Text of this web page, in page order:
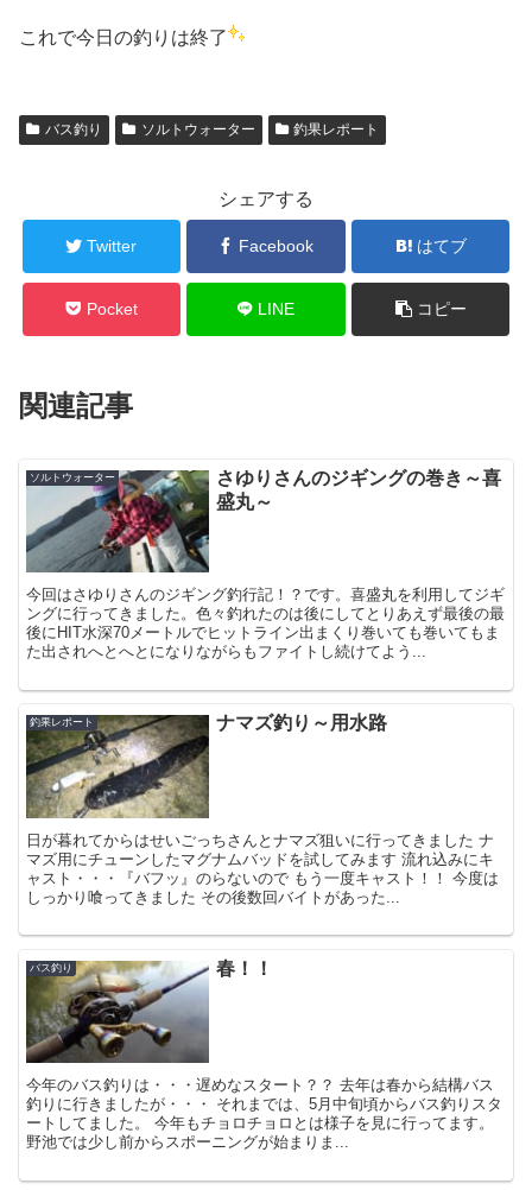
これで今日の釣りは終了
バス釣り ソルトウォーター 釣果レポート
シェアする
Twitter Facebook はてブ
Pocket LINE コピー
関連記事
ソルトウォーター
さゆりさんのジギングの巻き～喜
盛丸～
今回はさゆりさんのジギング釣行記！？です。喜盛丸を利用してジギ
ングに行ってきました。色々釣れたのは後にしてとりあえず最後の最
後にHIT水深70メートルでヒットライン出まくり巻いても巻いてもま
た出されへとへとになりながらもファイトし続けてよう...
釣果レポート ナマズ釣り～用水路
日が暮れてからはせいごっちさんとナマズ狙いに行ってきました ナ
マズ用にチューンしたマグナムバッドを試してみます 流れ込みにキ
ャスト・・・『バフッ』のらないので もう一度キャスト！！ 今度は
しっかり喰ってきました その後数回バイトがあった...
バス釣り 春！！
今年のバス釣りは・・・遅めなスタート？？ 去年は春から結構バス
釣りに行きましたが・・・ それまでは、5月中旬頃からバス釣りスタ
ートしてました。 今年もチョロチョロとは様子を見に行ってます。
野池では少し前からスポーニングが始まりま...